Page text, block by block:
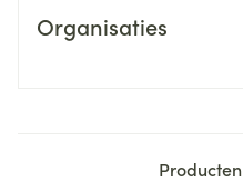
Organisaties
Producten